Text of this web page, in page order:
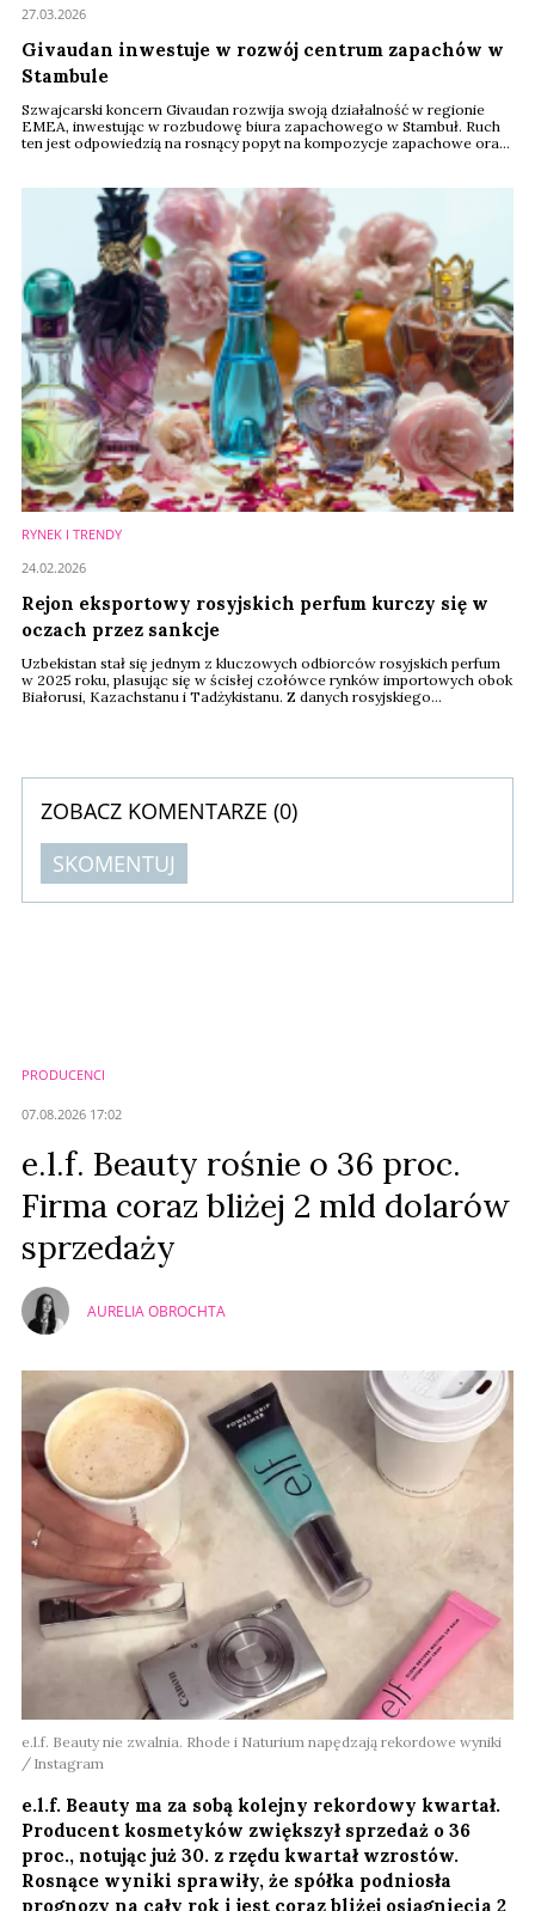
Givaudan inwestuje w rozwój centrum zapachów w
Stambule
Szwajcarski koncern Givaudan rozwija swoją działalność w regionie
EMEA, inwestując w rozbudowę biura zapachowego w Stambuł. Ruch
ten jest odpowiedzią na rosnący popyt na kompozycje zapachowe oraz
27.03.2026
RYNEK I TRENDY
Rejon eksportowy rosyjskich perfum kurczy się w
oczach przez sankcje
Uzbekistan stał się jednym z kluczowych odbiorców rosyjskich perfum
w 2025 roku, plasując się w ścisłej czołówce rynków importowych obok
Białorusi, Kazachstanu i Tadżykistanu. Z danych rosyjskiego
24.02.2026
ZOBACZ KOMENTARZE (0)
SKOMENTUJ
PRODUCENCI
07.08.2026 17:02
e.l.f. Beauty rośnie o 36 proc.
Firma coraz bliżej 2 mld dolarów
sprzedaży
AURELIA OBROCHTA
e.l.f. Beauty nie zwalnia. Rhode i Naturium napędzają rekordowe wyniki
Instagram
e.l.f. Beauty ma za sobą kolejny rekordowy kwartał.
Producent kosmetyków zwiększył sprzedaż o 36
proc., notując już 30. z rzędu kwartał wzrostów.
Rosnące wyniki sprawiły, że spółka podniosła
prognozy na cały rok i jest coraz bliżej osiągnięcia 2